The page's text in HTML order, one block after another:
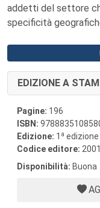
addetti del settore
specificità
EDIZIONE A
Pagine: 196
ISBN:
Edizione: 1 a edizione
Codice editore:
Disponibilità: Buona